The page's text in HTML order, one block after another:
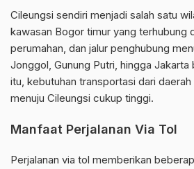
Cileungsi sendiri menjadi salah satu
kawasan Bogor timur yang terhubung
perumahan, dan jalur penghubung
Jonggol, Gunung Putri, hingga Jakarta
itu, kebutuhan transportasi dari
menuju Cileungsi cukup tinggi.
Manfaat Perjalanan Via Tol
Perjalanan via tol memberikan